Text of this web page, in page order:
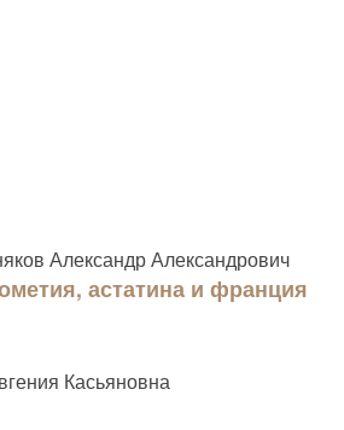
Александр Александрович
астатина и франция
Касьяновна